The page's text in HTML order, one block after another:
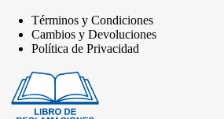
Términos y Condiciones
Cambios y Devoluciones
Política de Privacidad